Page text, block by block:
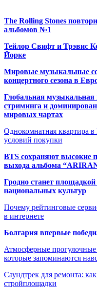
The Rolling Stones
альбомов №1
Тейлор Свифт и Трэвис
Йорке
Мировые музыкальные
концертного сезона в
Глобальная музыкальная
стриминга и
мировых чартах
Однокомнатная квартира
условий покупки
BTS сохраняют высокие
выхода альбома
Гродно станет
национальных культур
Почему рейтинговые
в интернете
Болгария впервые
Атмосферные
которые запоминаются
Саундтрек для ремонта:
стройплощадки